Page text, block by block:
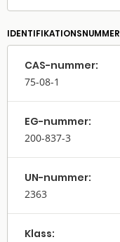
IDENTIFIKATIONSNUMMER
CAS-nummer:
75-08-1
EG-nummer:
200-837-3
UN-nummer:
2363
Klass: